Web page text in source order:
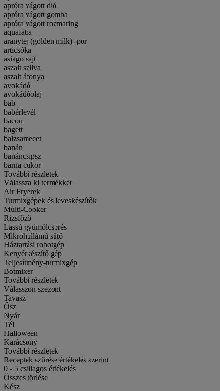
apróra vágott dió
apróra vágott gomba
apróra vágott rozmaring
aquafaba
aranytej (golden milk) -por
articsóka
asiago sajt
aszalt szilva
aszalt áfonya
avokádó
avokádóolaj
bab
babérlevél
bacon
bagett
balzsamecet
banán
banáncsipsz
barna cukor
További részletek
Válassza ki termékkét
Air Fryerek
Turmixgépek és leveskészítők
Multi-Cooker
Rizsfőző
Lassú gyümölcsprés
Mikrohullámú sütő
Háztartási robotgép
Kenyérkészítő gép
Teljesítmény-turmixgép
Botmixer
További részletek
Válasszon szezont
Tavasz
Ősz
Nyár
Tél
Halloween
Karácsony
További részletek
Receptek szűrése értékelés szerint
0 - 5 csillagos értékelés
Összes törlése
Kész